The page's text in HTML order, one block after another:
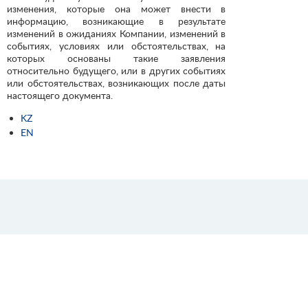
изменения, которые она может внести в
информацию, возникающие в результате
изменений в ожиданиях Компании, изменений в
событиях, условиях или обстоятельствах, на
которых основаны такие заявления
относительно будущего, или в других событиях
или обстоятельствах, возникающих после даты
настоящего документа.
KZ
EN